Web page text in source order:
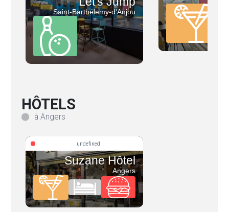
Saint-Barthélemy-d'Anjou
HÔTELS
à Angers
Suzane Hôtel
Angers
undefined